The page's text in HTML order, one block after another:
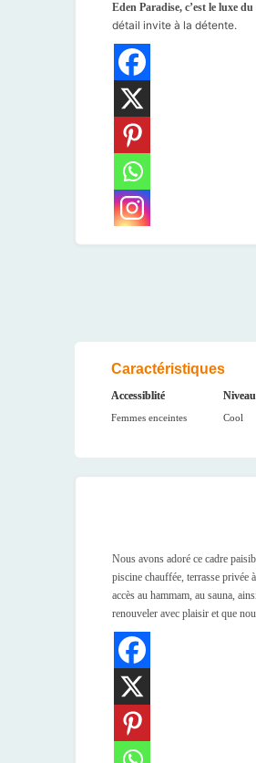
Eden Paradise, c’est le luxe
détail invite à la détente.
Caractéristiques
Accessiblité
Femmes enceintes Cool
Nous avons adoré ce cadre
piscine chauffée, terrasse privée
accès au hammam, au sauna,
renouveler avec plaisir et que